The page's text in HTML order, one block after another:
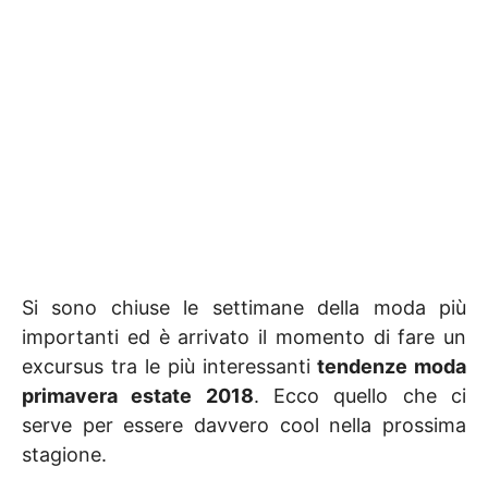
Si sono chiuse le settimane della moda più
importanti ed è arrivato il momento di fare un
excursus tra le più interessanti tendenze moda
primavera estate 2018. Ecco quello che ci
serve per essere davvero cool nella prossima
stagione.